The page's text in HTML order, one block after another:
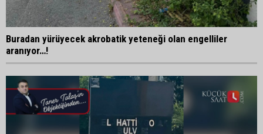
Buradan yürüyecek akrobatik yeteneği olan engelliler
aranıyor…!